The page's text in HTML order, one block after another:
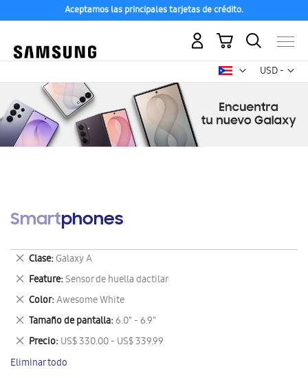
Aceptamos las principales tarjetas de crédito.
USD -
dólar
Mi carrito
Smartphones
Clase Galaxy A
Eliminar
este
artículo
Feature Sensor de huella dactilar
Eliminar
este
artículo
Color Awesome White
Eliminar
este
artículo
Tamaño de pantalla 6.0" - 6.9"
Eliminar
este
artículo
Precio US$ 330.00 - US$ 339.99
Eliminar
este
artículo
Eliminar todo